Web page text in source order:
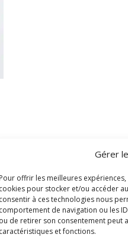
Gérer
Pour offrir les meilleures
cookies pour stocker et/ou accéder
consentir à ces technologies nous
comportement de navigation ou les
ou de retirer son consentement peut
caractéristiques et fonctions.
France.